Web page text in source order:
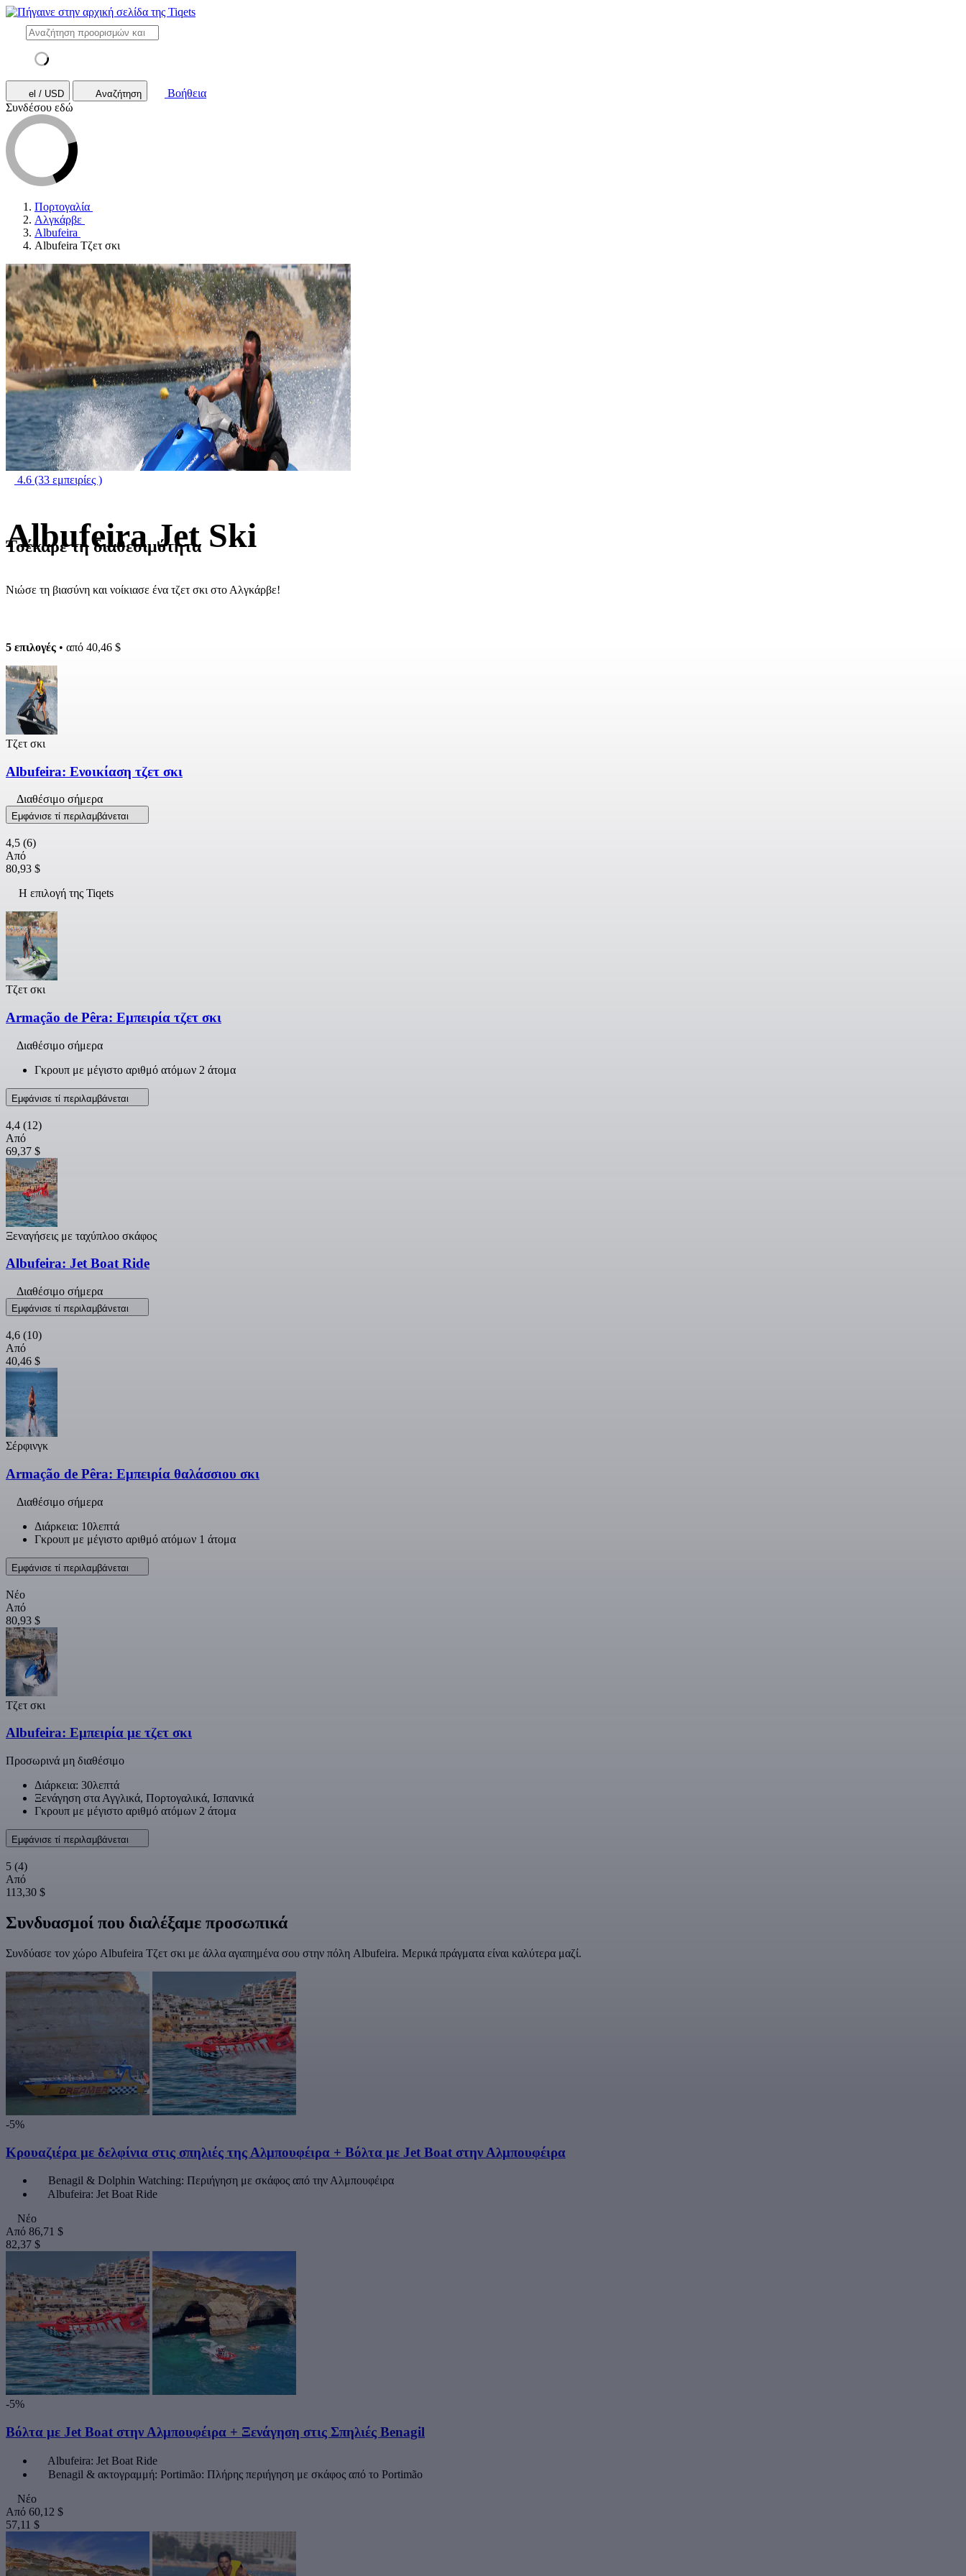
el / USD Αναζήτηση
Βοήθεια
Συνδέσου εδώ
Πορτογαλία
Αλγκάρβε
Albufeira
Albufeira Τζετ σκι
4.6 (33 εμπειρίες )
Albufeira Jet Ski
Νιώσε τη βιασύνη και νοίκιασε ένα τζετ σκι στο Αλγκάρβε!
Τσέκαρε τη διαθεσιμότητα
5 επιλογές • από 40,46 $
Τζετ σκι
Albufeira: Ενοικίαση τζετ σκι
Διαθέσιμο σήμερα
Εμφάνισε τί περιλαμβάνεται
4,5 (6)
Από
80,93 $
Η επιλογή της Tiqets
Τζετ σκι
Armação de Pêra: Εμπειρία τζετ σκι
Διαθέσιμο σήμερα
Γκρουπ με μέγιστο αριθμό ατόμων 2 άτομα
Εμφάνισε τί περιλαμβάνεται
4,4 (12)
Από
69,37 $
Ξεναγήσεις με ταχύπλοο σκάφος
Albufeira: Jet Boat Ride
Διαθέσιμο σήμερα
Εμφάνισε τί περιλαμβάνεται
4,6 (10)
Από
40,46 $
Σέρφινγκ
Armação de Pêra: Εμπειρία θαλάσσιου σκι
Διαθέσιμο σήμερα
Διάρκεια: 10λεπτά
Γκρουπ με μέγιστο αριθμό ατόμων 1 άτομα
Εμφάνισε τί περιλαμβάνεται
Νέο
Από
80,93 $
Τζετ σκι
Albufeira: Εμπειρία με τζετ σκι
Προσωρινά μη διαθέσιμο
Διάρκεια: 30λεπτά
Ξενάγηση στα Αγγλικά, Πορτογαλικά, Ισπανικά
Γκρουπ με μέγιστο αριθμό ατόμων 2 άτομα
Εμφάνισε τί περιλαμβάνεται
5 (4)
Από
113,30 $
Συνδυασμοί που διαλέξαμε προσωπικά
Συνδύασε τον χώρο Albufeira Τζετ σκι με άλλα αγαπημένα σου στην πόλη Albufeira. Μερικά πράγματα είναι καλύτερα μαζί.
-5%
Κρουαζιέρα με δελφίνια στις σπηλιές της Αλμπουφέιρα + Βόλτα με Jet Boat στην Αλμπουφέιρα
Benagil & Dolphin Watching: Περιήγηση με σκάφος από την Αλμπουφέιρα
Albufeira: Jet Boat Ride
Νέο
Από 86,71 $
82,37 $
-5%
Βόλτα με Jet Boat στην Αλμπουφέιρα + Ξενάγηση στις Σπηλιές Benagil
Albufeira: Jet Boat Ride
Benagil & ακτογραμμή: Portimão: Πλήρης περιήγηση με σκάφος από το Portimão
Νέο
Από 60,12 $
57,11 $